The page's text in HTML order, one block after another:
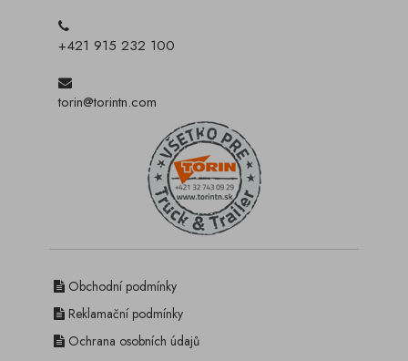
+421 915 232 100
torin@torintn.com
Obchodní podmínky
Reklamační podmínky
Ochrana osobních údajů